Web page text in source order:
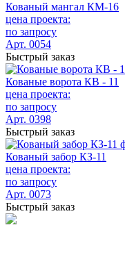
Кованый мангал КМ-16
цена проекта:
по запросу
Арт. 0054
Быстрый заказ
Кованые ворота КВ - 11
цена проекта:
по запросу
Арт. 0398
Быстрый заказ
Кованый забор КЗ-11
цена проекта:
по запросу
Арт. 0073
Быстрый заказ